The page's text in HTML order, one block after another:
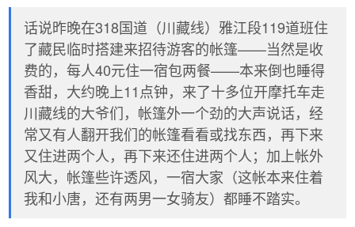
话说昨晚在318国道（川藏线）雅江段119道班住
了藏民临时搭建来招待游客的帐篷——当然是收
费的，每人40元住一宿包两餐——本来倒也睡得
香甜，大约晚上11点钟，来了十多位开摩托车走
川藏线的大爷们，帐篷外一个劲的大声说话，经
常又有人翻开我们的帐篷看看或找东西，再下来
又住进两个人，再下来还住进两个人；加上帐外
风大，帐篷些许透风，一宿大家（这帐本来住着
我和小唐，还有两男一女骑友）都睡不踏实。